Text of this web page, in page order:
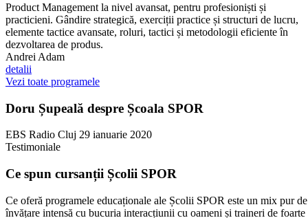
Product Management la nivel avansat, pentru profesioniști și
practicieni. Gândire strategică, exerciții practice și structuri de lucru,
elemente tactice avansate, roluri, tactici și metodologii eficiente în
dezvoltarea de produs.
Andrei Adam
detalii
Vezi toate programele
Doru Șupeală despre Școala SPOR
EBS Radio Cluj 29 ianuarie 2020
Testimoniale
Ce spun cursanții Școlii SPOR
Ce oferă programele educaționale ale Școlii SPOR este un mix pur de
învățare intensă cu bucuria interacțiunii cu oameni și traineri de foarte